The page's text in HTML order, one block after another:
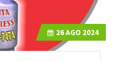
26AGO 2024